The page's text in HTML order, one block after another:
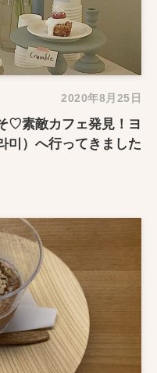
2020年8月25日
♡素敵カフェ発見！ヨ
미）へ行ってきました